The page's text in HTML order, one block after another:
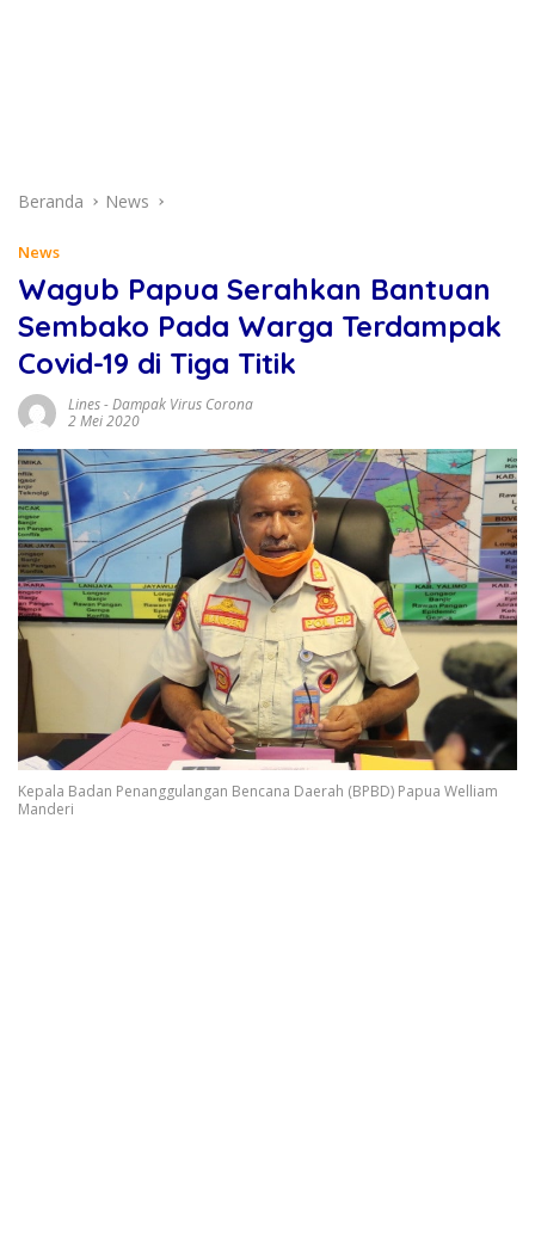
Beranda News
News
Wagub Papua Serahkan Bantuan
Sembako Pada Warga Terdampak
Covid-19 di Tiga Titik
Lines-Dampak Virus Corona
2 Mei 2020
Kepala Badan Penanggulangan Bencana Daerah (BPBD) Papua Welliam
Manderi